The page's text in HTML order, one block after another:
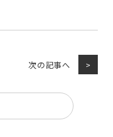
次の記事へ